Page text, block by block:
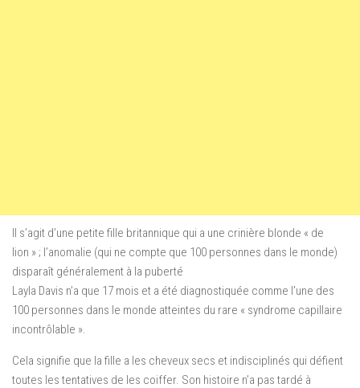
Il s’agit d’une petite fille britannique qui a une crinière blonde « de
lion » ; l’anomalie (qui ne compte que 100 personnes dans le monde)
disparaît généralement à la puberté
Layla Davis n’a que 17 mois et a été diagnostiquée comme l’une des
100 personnes dans le monde atteintes du rare « syndrome capillaire
incontrôlable ».
Cela signifie que la fille a les cheveux secs et indisciplinés qui défient
toutes les tentatives de les coiffer. Son histoire n’a pas tardé à